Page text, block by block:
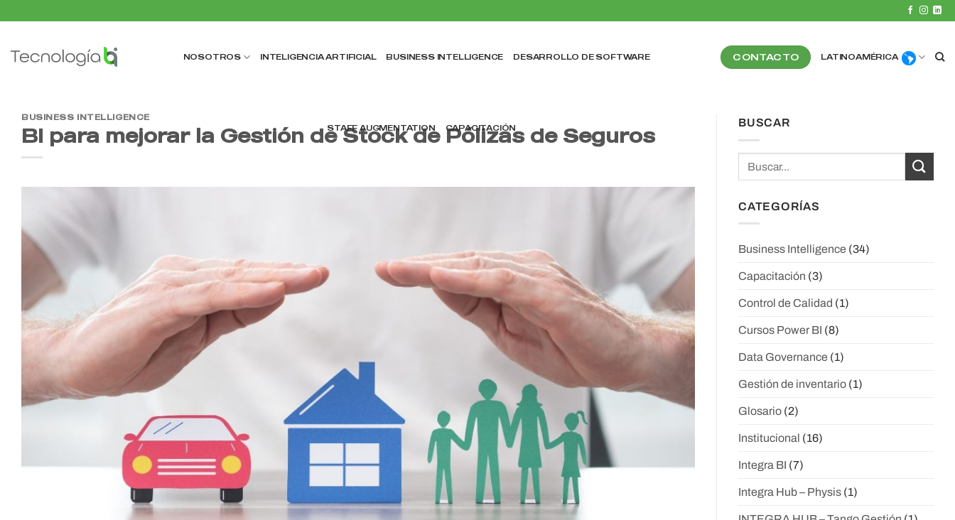
NOSOTROS INTELIGENCIA ARTIFICIAL BUSINESS INTELLIGENCE DESARROLLO DE SOFTWARE
STAFF AUGMENTATION CAPACITACIÓN
CONTACTO LATINOAMÉRICA
BUSINESS INTELLIGENCE
BI para mejorar la Gestión de Stock de Pólizas de Seguros
BUSCAR
CATEGORÍAS
Business Intelligence (34)
Capacitación (3)
Control de Calidad (1)
Cursos Power BI (8)
Data Governance (1)
Gestión de inventario (1)
Glosario (2)
Institucional (16)
Integra BI (7)
Integra Hub – Physis (1)